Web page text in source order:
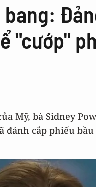
"cướp"
Mỹ, bà Sidney
cắp phiếu